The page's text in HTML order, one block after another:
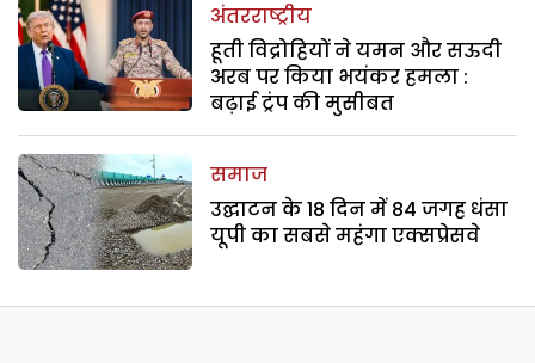
अंतरराष्ट्रीय
हूती विद्रोहियों ने यमन और सऊदी
अरब पर किया भयंकर हमला :
बढ़ाई ट्रंप की मुसीबत
समाज
उद्घाटन के 18 दिन में 84 जगह धंसा
यूपी का सबसे महंगा एक्सप्रेसवे